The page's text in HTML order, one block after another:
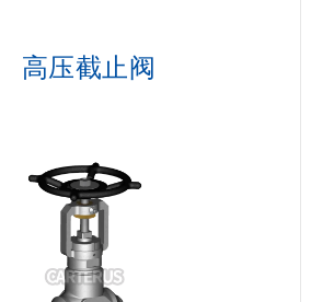
高压截止阀